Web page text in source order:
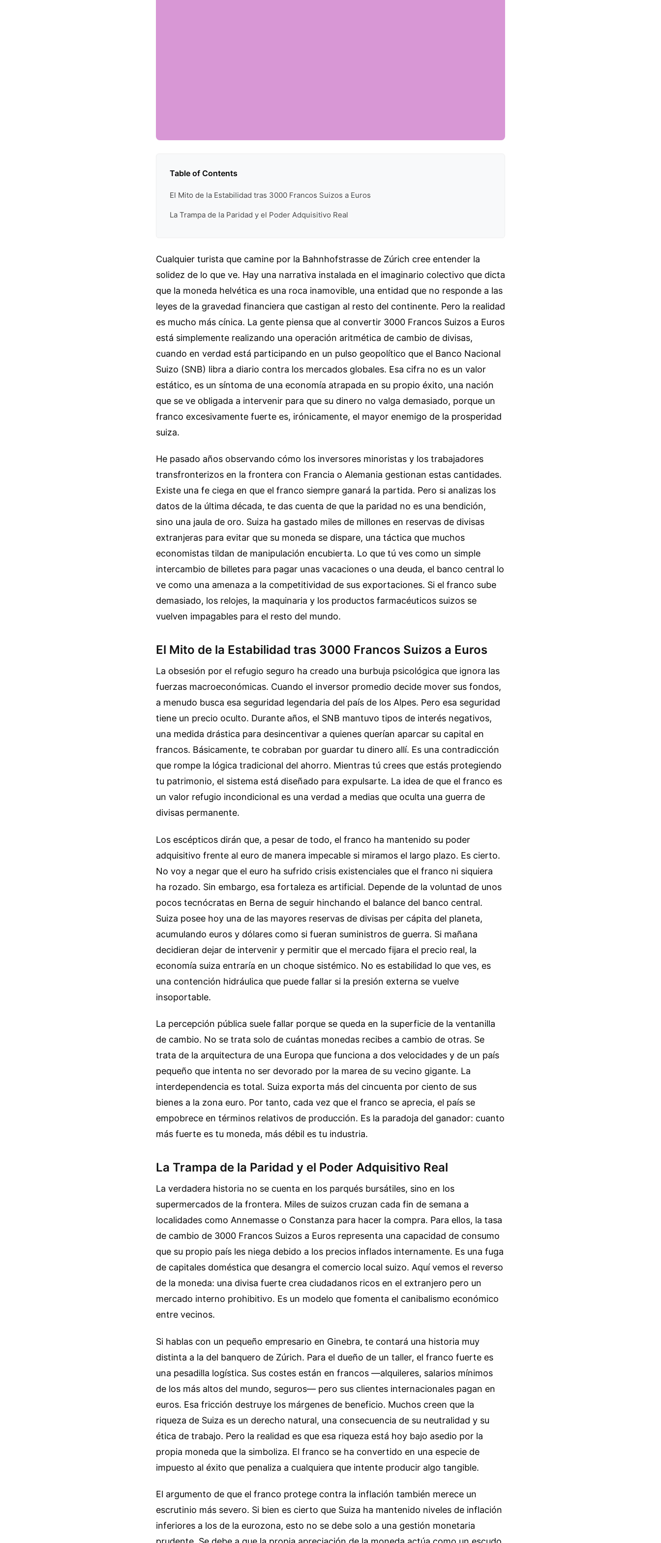
Table of Contents
El Mito de la Estabilidad tras 3000 Francos Suizos a Euros
La Trampa de la Paridad y el Poder Adquisitivo Real
Cualquier turista que camine por la Bahnhofstrasse de Zúrich cree entender la
solidez de lo que ve. Hay una narrativa instalada en el imaginario colectivo que dicta
que la moneda helvética es una roca inamovible, una entidad que no responde a las
leyes de la gravedad financiera que castigan al resto del continente. Pero la realidad
es mucho más cínica. La gente piensa que al convertir 3000 Francos Suizos a Euros
está simplemente realizando una operación aritmética de cambio de divisas,
cuando en verdad está participando en un pulso geopolítico que el Banco Nacional
Suizo (SNB) libra a diario contra los mercados globales. Esa cifra no es un valor
estático, es un síntoma de una economía atrapada en su propio éxito, una nación
que se ve obligada a intervenir para que su dinero no valga demasiado, porque un
franco excesivamente fuerte es, irónicamente, el mayor enemigo de la prosperidad
suiza.
He pasado años observando cómo los inversores minoristas y los trabajadores
transfronterizos en la frontera con Francia o Alemania gestionan estas cantidades.
Existe una fe ciega en que el franco siempre ganará la partida. Pero si analizas los
datos de la última década, te das cuenta de que la paridad no es una bendición,
sino una jaula de oro. Suiza ha gastado miles de millones en reservas de divisas
extranjeras para evitar que su moneda se dispare, una táctica que muchos
economistas tildan de manipulación encubierta. Lo que tú ves como un simple
intercambio de billetes para pagar unas vacaciones o una deuda, el banco central lo
ve como una amenaza a la competitividad de sus exportaciones. Si el franco sube
demasiado, los relojes, la maquinaria y los productos farmacéuticos suizos se
vuelven impagables para el resto del mundo.
El Mito de la Estabilidad tras 3000 Francos Suizos a Euros
La obsesión por el refugio seguro ha creado una burbuja psicológica que ignora las
fuerzas macroeconómicas. Cuando el inversor promedio decide mover sus fondos,
a menudo busca esa seguridad legendaria del país de los Alpes. Pero esa seguridad
tiene un precio oculto. Durante años, el SNB mantuvo tipos de interés negativos,
una medida drástica para desincentivar a quienes querían aparcar su capital en
francos. Básicamente, te cobraban por guardar tu dinero allí. Es una contradicción
que rompe la lógica tradicional del ahorro. Mientras tú crees que estás protegiendo
tu patrimonio, el sistema está diseñado para expulsarte. La idea de que el franco es
un valor refugio incondicional es una verdad a medias que oculta una guerra de
divisas permanente.
Los escépticos dirán que, a pesar de todo, el franco ha mantenido su poder
adquisitivo frente al euro de manera impecable si miramos el largo plazo. Es cierto.
No voy a negar que el euro ha sufrido crisis existenciales que el franco ni siquiera
ha rozado. Sin embargo, esa fortaleza es artificial. Depende de la voluntad de unos
pocos tecnócratas en Berna de seguir hinchando el balance del banco central.
Suiza posee hoy una de las mayores reservas de divisas per cápita del planeta,
acumulando euros y dólares como si fueran suministros de guerra. Si mañana
decidieran dejar de intervenir y permitir que el mercado fijara el precio real, la
economía suiza entraría en un choque sistémico. No es estabilidad lo que ves, es
una contención hidráulica que puede fallar si la presión externa se vuelve
insoportable.
La percepción pública suele fallar porque se queda en la superficie de la ventanilla
de cambio. No se trata solo de cuántas monedas recibes a cambio de otras. Se
trata de la arquitectura de una Europa que funciona a dos velocidades y de un país
pequeño que intenta no ser devorado por la marea de su vecino gigante. La
interdependencia es total. Suiza exporta más del cincuenta por ciento de sus
bienes a la zona euro. Por tanto, cada vez que el franco se aprecia, el país se
empobrece en términos relativos de producción. Es la paradoja del ganador: cuanto
más fuerte es tu moneda, más débil es tu industria.
La Trampa de la Paridad y el Poder Adquisitivo Real
La verdadera historia no se cuenta en los parqués bursátiles, sino en los
supermercados de la frontera. Miles de suizos cruzan cada fin de semana a
localidades como Annemasse o Constanza para hacer la compra. Para ellos, la tasa
de cambio de 3000 Francos Suizos a Euros representa una capacidad de consumo
que su propio país les niega debido a los precios inflados internamente. Es una fuga
de capitales doméstica que desangra el comercio local suizo. Aquí vemos el reverso
de la moneda: una divisa fuerte crea ciudadanos ricos en el extranjero pero un
mercado interno prohibitivo. Es un modelo que fomenta el canibalismo económico
entre vecinos.
Si hablas con un pequeño empresario en Ginebra, te contará una historia muy
distinta a la del banquero de Zúrich. Para el dueño de un taller, el franco fuerte es
una pesadilla logística. Sus costes están en francos —alquileres, salarios mínimos
de los más altos del mundo, seguros— pero sus clientes internacionales pagan en
euros. Esa fricción destruye los márgenes de beneficio. Muchos creen que la
riqueza de Suiza es un derecho natural, una consecuencia de su neutralidad y su
ética de trabajo. Pero la realidad es que esa riqueza está hoy bajo asedio por la
propia moneda que la simboliza. El franco se ha convertido en una especie de
impuesto al éxito que penaliza a cualquiera que intente producir algo tangible.
El argumento de que el franco protege contra la inflación también merece un
escrutinio más severo. Si bien es cierto que Suiza ha mantenido niveles de inflación
inferiores a los de la eurozona, esto no se debe solo a una gestión monetaria